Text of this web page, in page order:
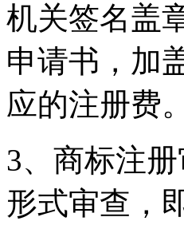
机关签名盖
申请书，加
应的注册费。
3、商标注
形式审查，